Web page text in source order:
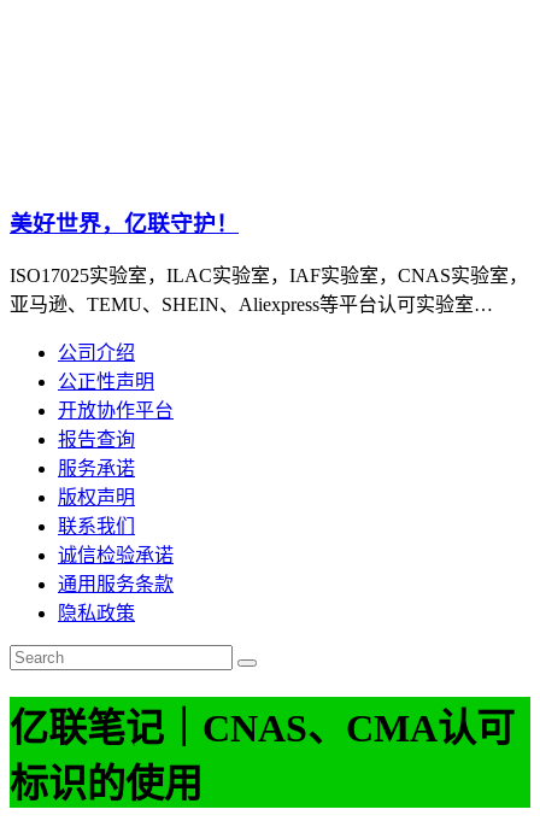
美好世界，亿联守护！
ISO17025实验室，ILAC实验室，IAF实验室，CNAS实验室，
亚马逊、TEMU、SHEIN、Aliexpress等平台认可实验室…
公司介绍
公正性声明
开放协作平台
报告查询
服务承诺
版权声明
联系我们
诚信检验承诺
通用服务条款
隐私政策
亿联笔记｜CNAS、CMA认可
标识的使用